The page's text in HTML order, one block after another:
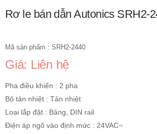
Rơ le bán dẫn Autonics SRH2-
Mã sản phẩm : SRH2-2440
Giá: Liên hệ
Pha điều khiển : 2 pha
Bộ tản nhiệt : Tản nhiệt
Loại lắp đặt : Bảng, DIN rail
Điện áp ngõ vào định mức : 24VAC~